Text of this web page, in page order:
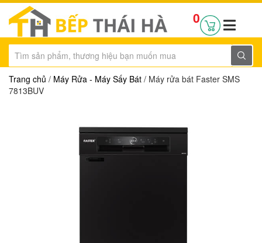
0
Trang chủ / Máy Rửa - Máy Sấy Bát / Máy rửa bát Faster SMS
7813BUV